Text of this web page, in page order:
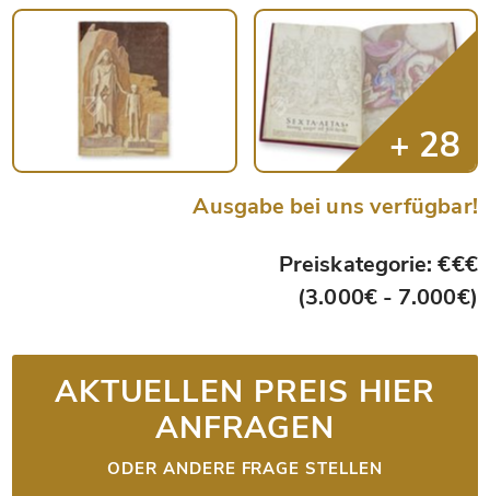
Ausgabe bei uns verfügbar!
Preiskategorie: €€€
(3.000€ - 7.000€)
AKTUELLEN PREIS HIER
ANFRAGEN
ODER ANDERE FRAGE STELLEN